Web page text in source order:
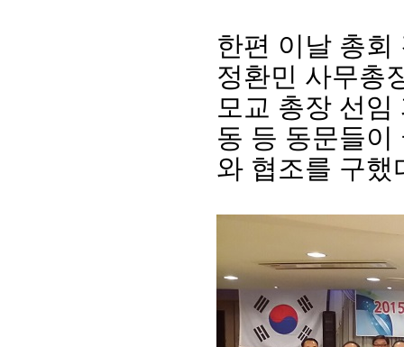
연혁·사업실적
역대 이사장
결산 공시
모교 소
지부·지
언론에
동창회
포토뉴
한편 이날 총
정환민 사무총
모교 총장 선
동 등 동문들
와 협조를 구했